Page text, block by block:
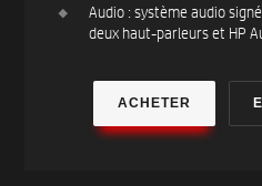
Audio : système audio
deux haut-parleurs et HP
ACHETER